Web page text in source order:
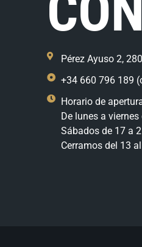
Pérez Ayuso 2,
+34 660 796 189
Horario de
De lunes a
Sábados de 17 a
Cerramos del 13